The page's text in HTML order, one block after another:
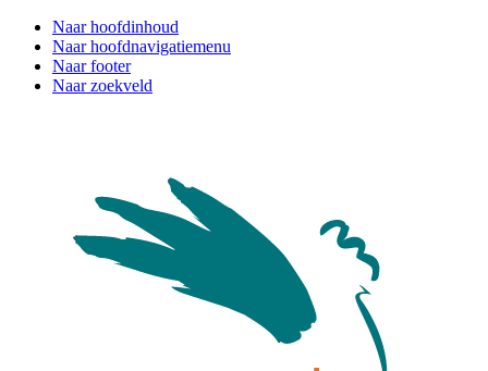
Naar hoofdinhoud
Naar hoofdnavigatiemenu
Naar footer
Naar zoekveld